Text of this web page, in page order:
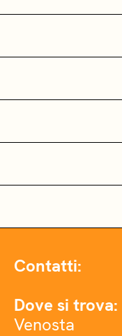
Contatti:
Dove si trova:
Venosta